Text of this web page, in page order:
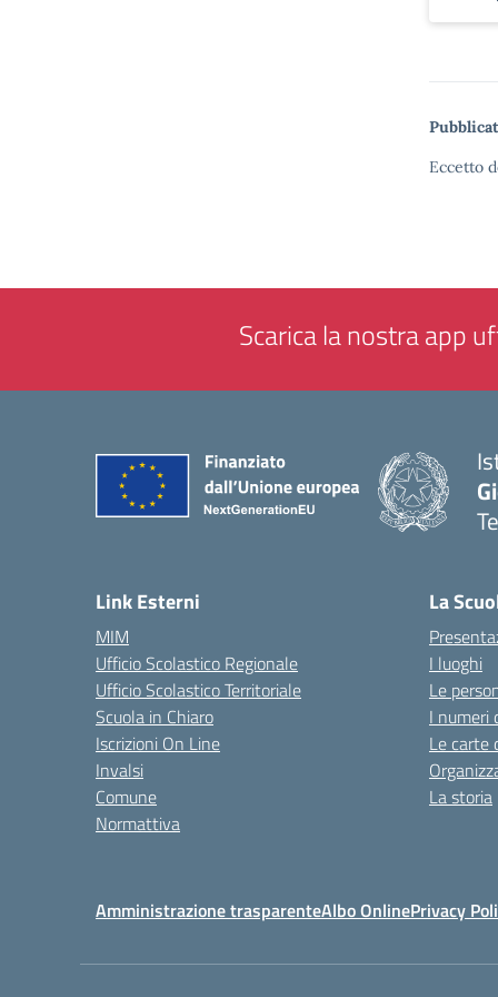
Eccetto
Scarica la nostra app
Link Esterni
MIM
Ufficio Scolastico Regionale
Ufficio Scolastico Territoriale
Scuola in Chiaro
Iscrizioni On Line
Invalsi
Comune
Normattiva
La
I luoghi
Le
I numeri
Le carte
La storia
Amministrazione trasparenteAlbo OnlinePrivacy